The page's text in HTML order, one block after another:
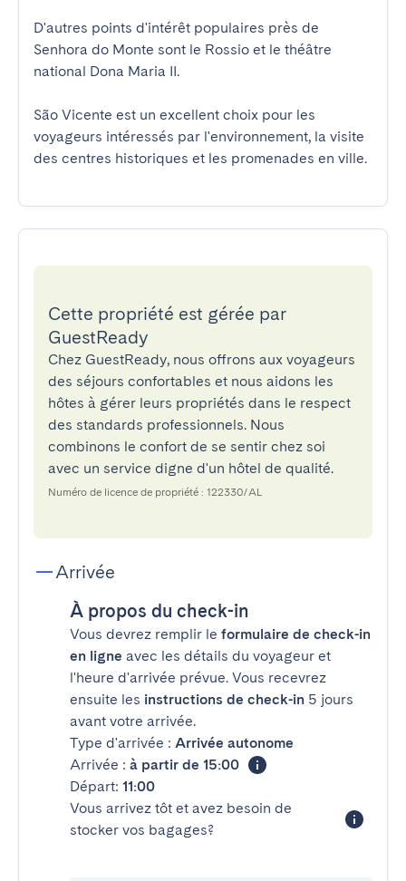
D'autres points d'intérêt populaires près de
Senhora do Monte sont le Rossio et le théâtre
national Dona Maria II.
São Vicente est un excellent choix pour les
voyageurs intéressés par l'environnement, la visite
des centres historiques et les promenades en ville.
Cette propriété est gérée par
GuestReady
Chez GuestReady, nous offrons aux voyageurs
des séjours confortables et nous aidons les
hôtes à gérer leurs propriétés dans le respect
des standards professionnels. Nous
combinons le confort de se sentir chez soi
avec un service digne d'un hôtel de qualité.
Numéro de licence de propriété : 122330/AL
Arrivée
À propos du check-in
Vous devrez remplir le formulaire de check-in
en ligne avec les détails du voyageur et
l'heure d'arrivée prévue. Vous recevrez
ensuite les instructions de check-in 5 jours
avant votre arrivée.
Type d'arrivée : Arrivée autonome
Arrivée : à partir de 15:00
Départ: 11:00
Vous arrivez tôt et avez besoin de
stocker vos bagages?